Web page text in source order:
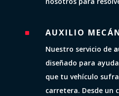
^ AUXILIO
Nuestro servicio de
diseñado para
que tu vehículo
carretera. Desde un